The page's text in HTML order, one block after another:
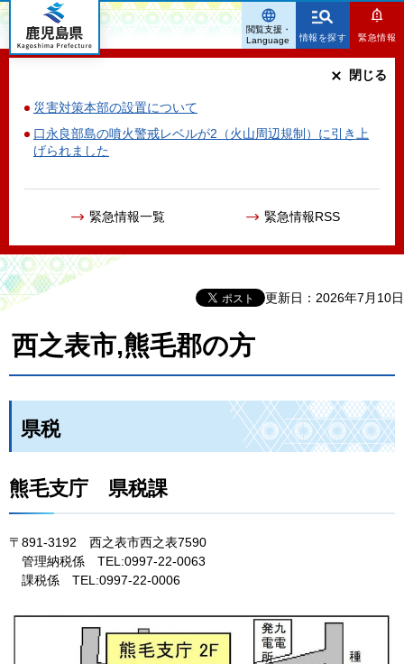
鹿児島県
情報を探す 緊急情報
災害対策本部の設置について
口永良部島の噴火警戒レベルが2（火山周辺規制）に引き上
げられました
緊急情報一覧 緊急情報RSS
閉じる
閲覧支援・
Language
更新日：2026年7月10日
西之表市,熊毛郡の方
県税
熊毛支庁 県税課
〒891-3192 西之表市西之表7590
管理納税係 TEL:0997-22-0063
課税係 TEL :0997-22-0006